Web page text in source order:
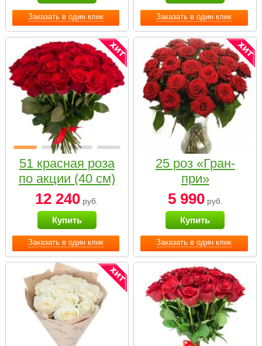
Заказать в один клик Заказать в один клик
Заказать в один клик
51 красная роза
по акции (40 см)
12 240 руб.
Купить
Заказать в один клик
25 роз «Гран-
при»
5 990руб.
Купить